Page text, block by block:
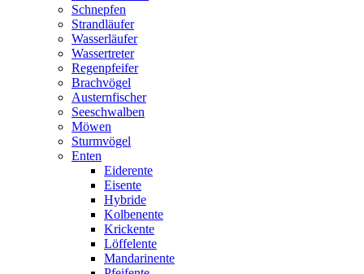
Schnepfen
Strandläufer
Wasserläufer
Wassertreter
Regenpfeifer
Brachvögel
Austernfischer
Seeschwalben
Möwen
Sturmvögel
Enten
Eiderente
Eisente
Hybride
Kolbenente
Krickente
Löffelente
Mandarinente